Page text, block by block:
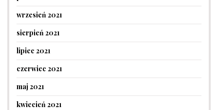
wrzesień 2021
sierpień 2021
lipiec 2021
czerwiec 2021
maj 2021
kwiecień 2021